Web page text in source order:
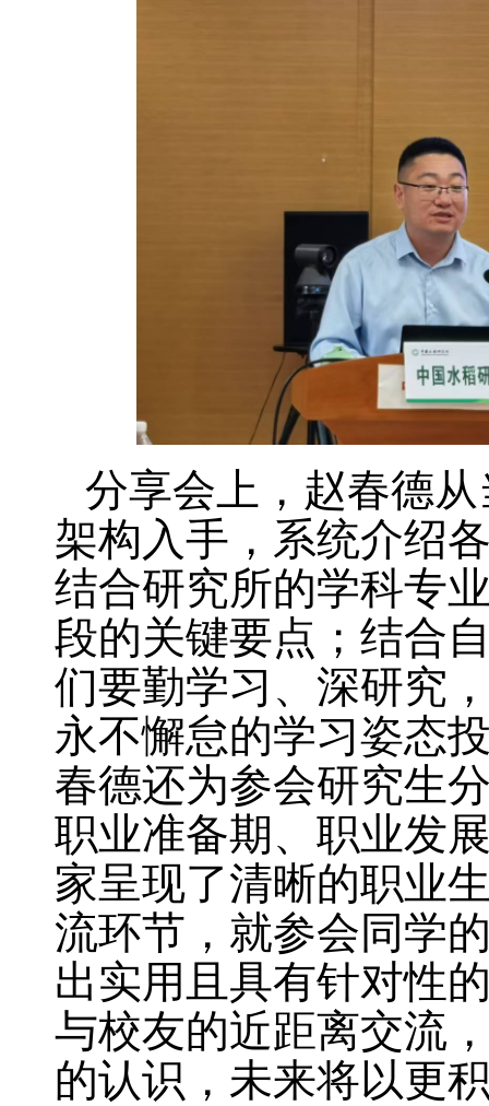
分享会上，赵春德
架构入手，系统介绍
结合研究所的学科专
段的关键要点；结合
们要勤学习、深研究
永不懈怠的学习姿态
春德还为参会研究生
职业准备期、职业发
家呈现了清晰的职业
流环节，就参会同学
出实用且具有针对性
与校友的近距离交流
的认识，未来将以更